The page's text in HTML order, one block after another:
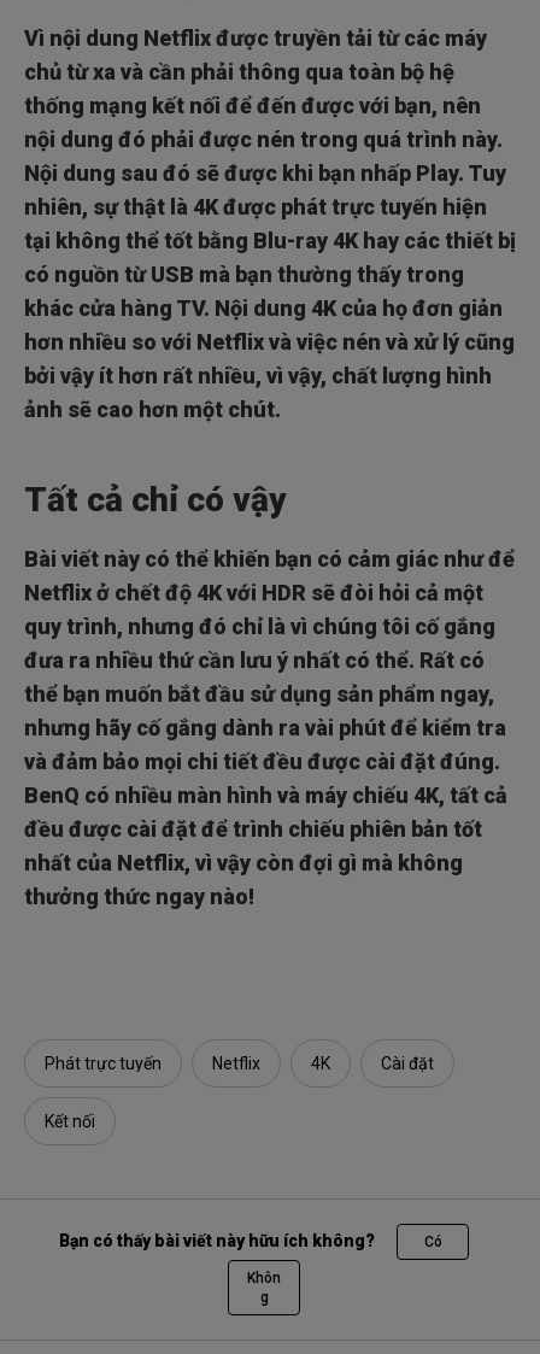
Vì nội dung Netflix được truyền tải từ các máy
chủ từ xa và cần phải thông qua toàn bộ hệ
thống mạng kết nối để đến được với bạn, nên
nội dung đó phải được nén trong quá trình này.
Nội dung sau đó sẽ được khi bạn nhấp Play. Tuy
nhiên, sự thật là 4K được phát trực tuyến hiện
tại không thể tốt bằng Blu-ray 4K hay các thiết bị
có nguồn từ USB mà bạn thường thấy trong
khác cửa hàng TV. Nội dung 4K của họ đơn giản
hơn nhiều so với Netflix và việc nén và xử lý cũng
bởi vậy ít hơn rất nhiều, vì vậy, chất lượng hình
ảnh sẽ cao hơn một chút.
Tất cả chỉ có vậy
Bài viết này có thể khiến bạn có cảm giác như để
Netflix ở chết độ 4K với HDR sẽ đòi hỏi cả một
quy trình, nhưng đó chỉ là vì chúng tôi cố gắng
đưa ra nhiều thứ cần lưu ý nhất có thể. Rất có
thể bạn muốn bắt đầu sử dụng sản phẩm ngay,
nhưng hãy cố gắng dành ra vài phút để kiểm tra
và đảm bảo mọi chi tiết đều được cài đặt đúng.
BenQ có nhiều màn hình và máy chiếu 4K, tất cả
đều được cài đặt để trình chiếu phiên bản tốt
nhất của Netflix, vì vậy còn đợi gì mà không
thưởng thức ngay nào!
Phát trực tuyến Netflix 4K Cài đặt
Kết nối
Bạn có thấy bài viết này hữu ích không? Có
Khôn
g